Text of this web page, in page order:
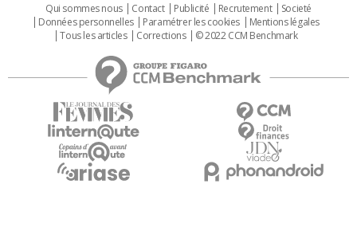
Qui sommes nous Contact Publicité Recrutement
Societé
Données personnelles
Paramétrer les cookies
Mentions légales
Tous les articles
Corrections © 2022 CCM Benchmark